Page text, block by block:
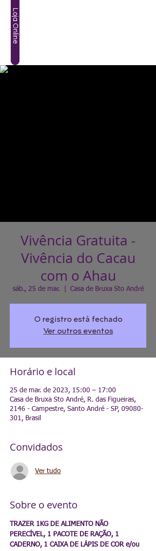
Loja Online
Vivência Gratuita -
Vivência do Cacau
com o Ahau
sáb., 25 de mar. Casa de Bruxa Sto André
O registro está fechado
Ver outros eventos
Horário e local
25 de mar. de 2023, 15:00 – 17:00
Casa de Bruxa Sto André, R. das Figueiras,
2146 - Campestre, Santo André - SP, 09080-
301, Brasil
Convidados
Ver tudo
Sobre o evento
TRAZER 1KG DE ALIMENTO NÃO
PERECÍVEL, 1 PACOTE DE RAÇÃO, 1
CADERNO, 1 CAIXA DE LÁPIS DE COR e/ou